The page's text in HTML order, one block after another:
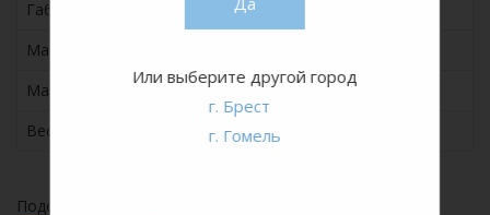
Габариты ШхГхВ, мм
Материал опоры
Материал столешницы
100% HDPE пластик
Вес, кг
24
Поделитесь с друзьями или коллегами:
Или выберите другой город
г. Брест
г. Гомель